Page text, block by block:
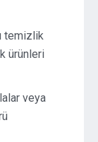
temizlik
ürünleri
veya